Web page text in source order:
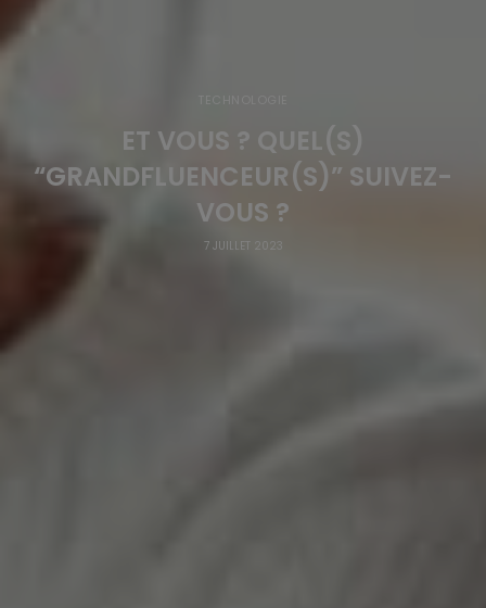
ET VOUS ? QUEL(S)
“GRANDFLUENCEUR(S)” SUIVEZ-
VOUS ?
7 JUILLET 2023